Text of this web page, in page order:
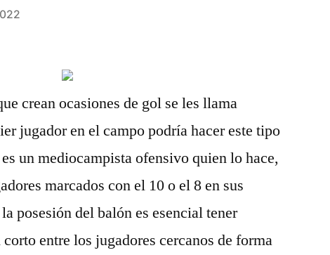
crean ocasiones de gol se les llama
jugador en el campo podría hacer este tipo
un mediocampista ofensivo quien lo hace,
marcados con el 10 o el 8 en sus
posesión del balón es esencial tener
entre los jugadores cercanos de forma